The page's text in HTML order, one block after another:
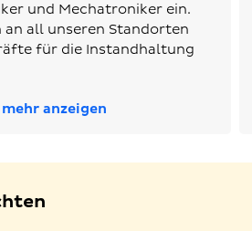
und Mechatroniker ein.
all unseren Standorten
für die Instandhaltung
mehr anzeigen